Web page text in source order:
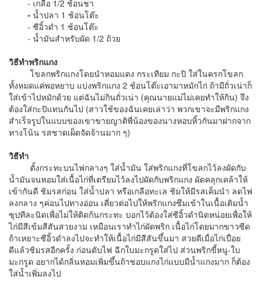
- เกลือ 1/2 ช้อนชา
- น้ำปลา 1 ช้อนโต๊ะ
- ซีอิ้วดำ 1 ช้อนโต๊ะ
- น้ำมันสำหรับผัด 1/2 ถ้วย
วิธีทำพริกแกง
โขลกพริกแกงโดยนำหอมแดง กระเทียม กะปิ ใส่ในครกโขลก
ทั้งหมดแค่พอหยาบ แบ่งพริกแกง 2 ช้อนโต๊ะเอามาหมักไก่ ถ้ามีถั่วเน่าก็
ใส่เข้าไปหมักด้วย แต่ฉันไม่กินถั่วเน่า (คุณนายแม่ไม่เคยทำให้กิน) จึง
ต้องใส่กะปิแทนกันไป (สาวใช้ของฉันเคยเล่าว่า พวกเขาจะมีพริกแกง
สำเร็จรูปในแบบของเขาขายญาติพี่น้องของนางหอบหิ้วกันมาฝากจาก
ทางโน้น รสชาดเผ็ดจัดจ้านมาก ๆ)
วิธีทำ
ตั้งกระทะบนไฟกลางๆ ใส่น้ำมัน ใส่พริกแกงที่โขลกไว้ลงผัดกับ
น้ำมันจนหอมใส่เนื้อไก่ที่เตรียมไว้ลงไปผัดกับพริกแกง ผัดคลุกเคล้าให้
เข้ากันดี ชิมรสก่อน ใส่น้ำปลา หรือเกลือทะเล ชิมให้มีรสเค็มนำ ลดไฟ
ลงกลาง ๆค่อนไปทางอ่อน เคี่ยวต่อไปให้พริกแกงซึมเข้าในเนื้อเติมน้ำ
ซุปทีละนิดเพื่อไม่ให้ติดก้นกระทะ บอกไว้ต้องใส่ซีอิ้วดำนิดหน่อยเพื่อให้
ไก่มีสีเข้มสีสันสวยงาม เหมือนเราทำไก่ผัดพริก เนื้อไก่โดยมากขาวซีด
ถ้าเหยาะซีอิ้วดำลงไปจะทำให้เนื้อไก่มีสีสันขึ้นมา สวยดีเมื่อไก่เปื่อย
ดีแล้วชิมรสอีกครั้ง ก่อนดับไฟ ฉีกใบมะกรูดใส่ไป ส่วนพริกขี้หนู-ใบ
มะกรูด อยากได้กลิ่นหอมเพิ่มขึ้นถ้าชอบแกงไก่แบบมีน้ำแกงมาก ก็ต้อง
ใส่น้ำเพิ่มลงไป